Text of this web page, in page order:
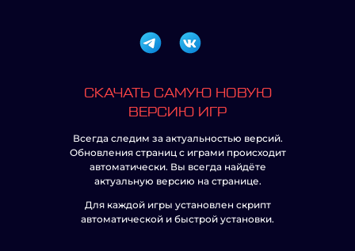
СКАЧАТЬ САМУЮ НОВУЮ
ВЕРСИЮ ИГР
Всегда следим за актуальностью версий.
Обновления страниц с играми происходит
автоматически. Вы всегда найдёте
актуальную версию на странице.
Для каждой игры установлен скрипт
автоматической и быстрой установки.